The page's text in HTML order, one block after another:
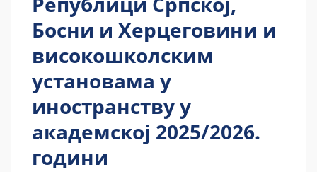
Босни и Херцеговини и
високошколским
установама у
иностранству у
академској 2025/2026.
години